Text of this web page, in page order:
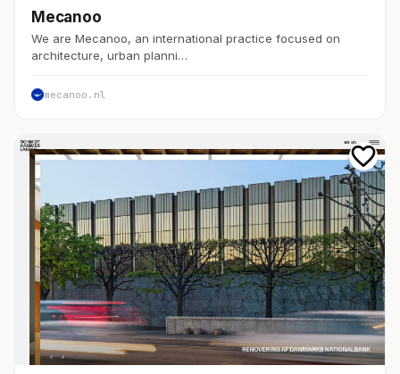
Mecanoo
We are Mecanoo, an international practice focused on
architecture, urban planni…
mecanoo.nl